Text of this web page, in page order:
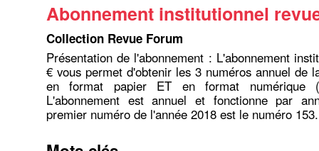
Abonnement institutionnel
Collection Revue Forum
Présentation de l'abonnement : L'abonnement
€ vous permet d'obtenir les 3 numéros annuel de
en format papier ET en format numérique
L'abonnement est annuel et fonctionne par
premier numéro de l'année 2018 est le numéro